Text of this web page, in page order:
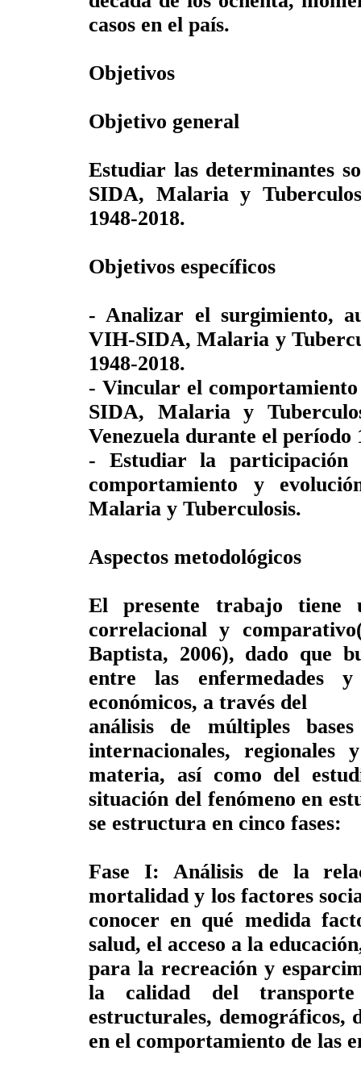
casos en el país.
Objetivos
Objetivo general
Estudiar las determinantes
SIDA, Malaria y
1948-2018.
Objetivos específicos
- Analizar el surgimiento,
VIH-SIDA, Malaria y
1948-2018.
- Vincular el
SIDA, Malaria y
Venezuela durante el período
- Estudiar la participación
comportamiento y
Malaria y Tuberculosis.
Aspectos metodológicos
El presente trabajo tiene
correlacional y
Baptista, 2006), dado que
entre las enfermedades
económicos, a través del
análisis de múltiples
internacionales, regionales
materia, así como del
situación del fenómeno en
se estructura en cinco fases:
Fase I: Análisis de la
mortalidad y los factores
conocer en qué medida
salud, el acceso a la
para la recreación y
la calidad del
estructurales, demográficos,
en el comportamiento de las